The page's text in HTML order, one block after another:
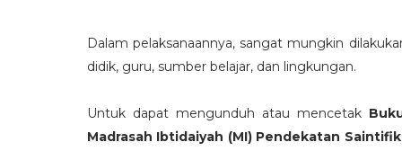
Dalam pelaksanaannya, sangat mungkin
didik, guru, sumber belajar, dan lingkungan.
Untuk dapat mengunduh atau mencetak
Madrasah Ibtidaiyah (MI) Pendekatan